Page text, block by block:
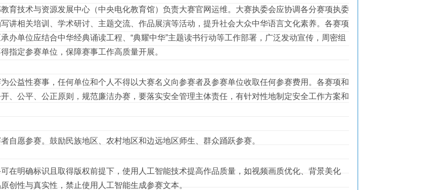
育技术与资源发展中心（中央电化教育馆）负责大赛官网运维。大赛执委会应协调各分赛项执委
讲相关培训、学术研讨、主题交流、作品展演等活动，提升社会大众中华语言文化素养。各赛项
办单位应结合中华经典诵读工程、“典耀中华”主题读书行动等工作部署，广泛发动宣传，周密组
指定参赛单位，保障赛事工作高质量开展。
益性赛事，任何单位和个人不得以大赛名义向参赛者及参赛单位收取任何参赛费用。各赛项和
、公平、公正原则，规范廉洁办赛，要落实安全管理主体责任，有针对性地制定安全工作方案和
愿参赛。鼓励民族地区、农村地区和边远地区师生、群众踊跃参赛。
明确标识且取得版权前提下，使用人工智能技术提高作品质量，如视频画质优化、背景美化
创性与真实性，禁止使用人工智能生成参赛文本。